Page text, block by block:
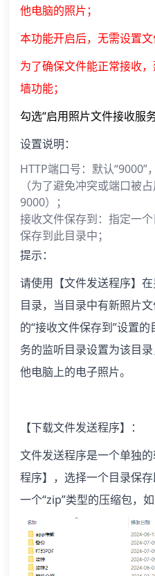
他电脑的照片；
本功能开启后，无需设置文
为了确保文件能正常接收
墙功能；
勾选“启用照片文件接收服
设置说明：
HTTP端口号：默认
（为了避免冲突或端口被
9000）；
接收文件保存到：指定一
保存到此目录中；
提示：
请使用【文件发送程序】
目录，当目录中有新照片
的“接收文件保存到”设置
务的监听目录设置为该目
他电脑上的电子照片。
【下载文件发送程序】：
文件发送程序是一个单独
程序】，选择一个目录保
一个“zip”类型的压缩包，如